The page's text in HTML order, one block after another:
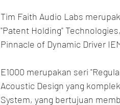
Tim Faith Audio Labs
"Patent Holding"
Pinnacle of Dynamic Driver
E1000 merupakan seri
Acoustic Design yang
System, yang bertujuan